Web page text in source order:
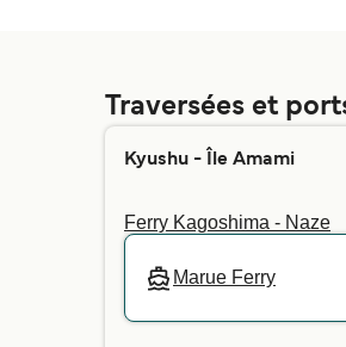
Traversées et
Kyushu - Île Amami
Ferry Kagoshima - Naze
Marue Ferry